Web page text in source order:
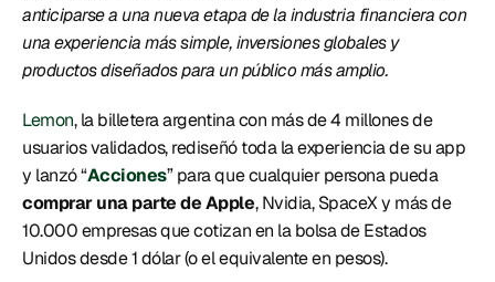
anticiparse a una nueva etapa de la industria financiera con
una experiencia más simple, inversiones globales y
productos diseñados para un público más amplio.
Lemon, la billetera argentina con más de 4 millones de
usuarios validados, rediseñó toda la experiencia de su app
y lanzó “Acciones
” para que cualquier persona pueda
comprar una parte de Apple, Nvidia, SpaceX y más de
10.000 empresas que cotizan en la bolsa de Estados
Unidos desde 1 dólar (o el equivalente en pesos).